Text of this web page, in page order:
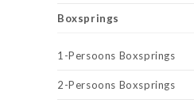
Boxsprings
1-Persoons Boxsprings
2-Persoons Boxsprings